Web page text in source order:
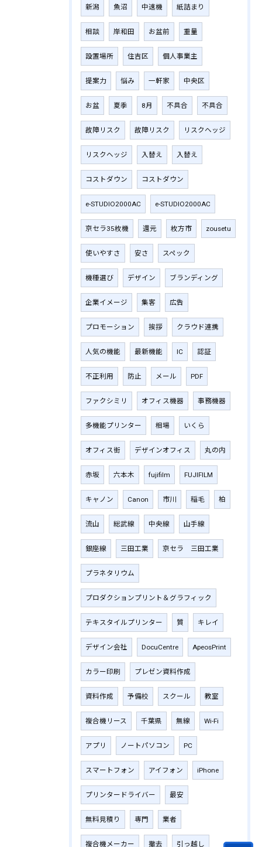
新潟 魚沼 中速機 紙詰まり
相談 岸和田 お盆前 重量
設置場所 住吉区 個人事業主
提案力 悩み 一軒家 中央区
お盆 夏季 8月 不具合 不具合
故障リスク 故障リスク リスクヘッジ
リスクヘッジ 入替え 入替え
コストダウン コストダウン
e-STUDIO2000AC e-STUDIO2000AC
京セラ35枚機 還元 枚方市 zousetu
使いやすさ 安さ スペック
機種選び デザイン ブランディング
企業イメージ 集客 広告
プロモーション 挨拶 クラウド連携
人気の機能 最新機能 IC 認証
不正利用 防止 メール PDF
ファクシミリ オフィス機器 事務機器
多機能プリンター 相場 いくら
オフィス街 デザインオフィス 丸の内
赤坂 六本木 fujifilm ‎FUJIFILM
キャノン Canon 市川 稲毛 柏
流山 総武線 中央線 山手線
銀座線 三田工業 京セラ 三田工業
プラネタリウム
プロダクションプリント＆グラフィック
テキスタイルプリンター 質 キレイ
デザイン会社 DocuCentre ApeosPrint
カラー印刷 プレゼン資料作成
資料作成 予備校 スクール 教室
複合機リース 千葉県 無線 Wi-Fi
アプリ ノートパソコン PC
スマートフォン アイフォン iPhone
プリンタードライバー 最安
無料見積り 専門 業者
複合機メーカー 撤去 引っ越し